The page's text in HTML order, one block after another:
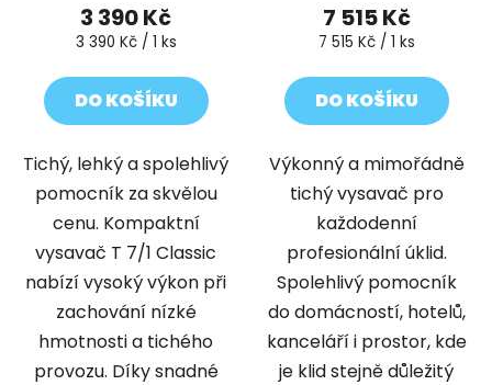
3 390 Kč
Měrná
3 390 Kč / 1 ks
DO KOŠÍKU
Tichý, lehký a spolehlivý
pomocník za skvělou
cenu. Kompaktní
vysavač T 7/1 Classic
nabízí vysoký výkon při
zachování nízké
hmotnosti a tichého
provozu. Díky snadné
7 515 Kč
Měrná
7 515 Kč / 1 ks
DO KOŠÍKU
Výkonný a mimořádně
tichý vysavač pro
každodenní
profesionální úklid.
Spolehlivý pomocník
do domácností, hotelů,
kanceláří i prostor, kde
je klid stejně důležitý